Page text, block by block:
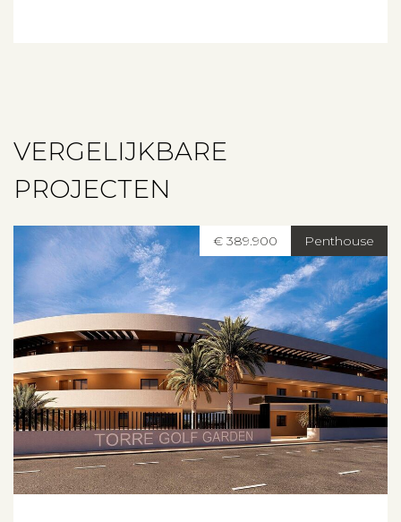
VERGELIJKBARE
PROJECTEN
Penthouse
€ 389.900